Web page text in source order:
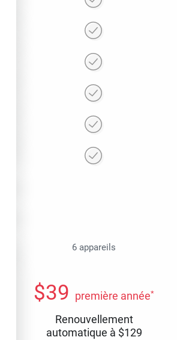
6 appareils
$39 première année*
Renouvellement
automatique à $129